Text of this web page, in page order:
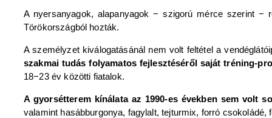
A nyersanyagok, alapanyagok − szigorú mérce szerint −
Törökországból hozták.
A személyzet kiválogatásánál nem volt feltétel a
szakmai tudás folyamatos fejlesztéséről saját tréning-
18−23 év közötti fiatalok.
A gyorsétterem kínálata az 1990-es években sem volt
valamint hasábburgonya, fagylalt, tejturmix, forró